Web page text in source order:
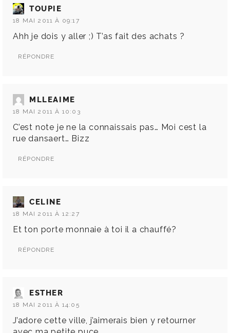
TOUPIE
18 MAI 2011 À 09:17
Ahh je dois y aller ;) T’as fait des achats ?
RÉPONDRE
MLLEAIME
18 MAI 2011 À 10:03
C’est note je ne la connaissais pas… Moi cest la
rue dansaert… Bizz
RÉPONDRE
CELINE
18 MAI 2011 À 12:27
Et ton porte monnaie à toi il a chauffé?
RÉPONDRE
ESTHER
18 MAI 2011 À 14:05
J’adore cette ville, j’aimerais bien y retourner